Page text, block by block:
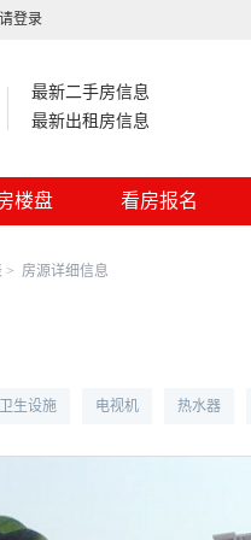
请登录
最新二手房信息
最新出租房信息
楼盘 看房报名
> 房源详细信息
卫生设施 电视机 热水器